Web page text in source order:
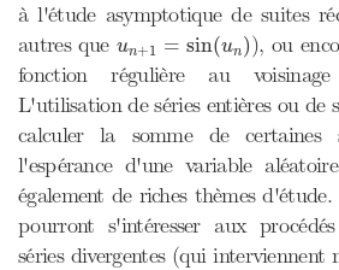
à l'étude asymptotique de suites
autres queun+1 = sin(un)
sin ( n)), ou
fonction régulière au
L'utilisation de séries entières ou de
calculer la somme de certaines
l'espérance d'une variable
également de riches thèmes
pourront s'intéresser aux
séries divergentes (qui interviennent